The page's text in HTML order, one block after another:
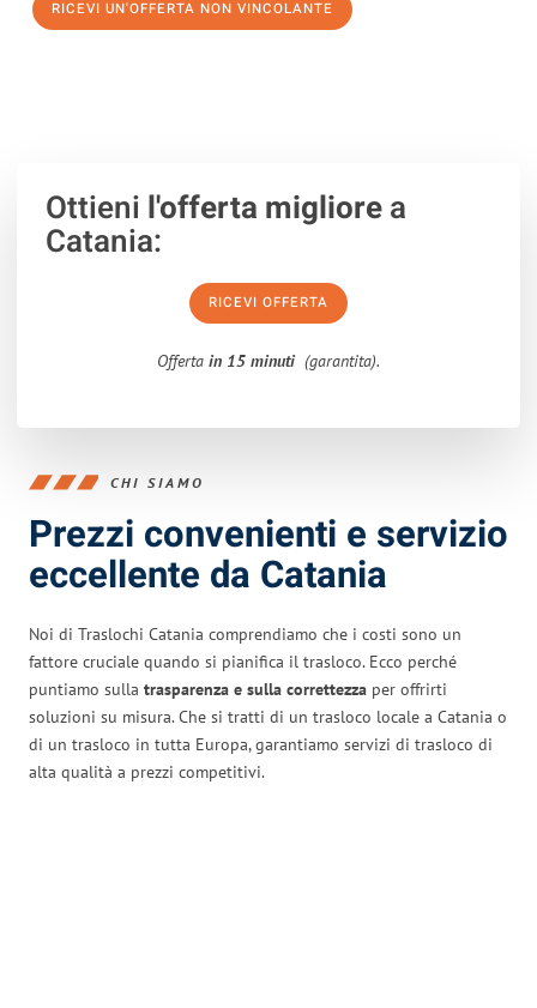
RICEVI UN'OFFERTA NON VINCOLANTE
Ottieni l'offerta migliorea
Catania:
RICEVI OFFERTA
Offerta in 15 minuti (garantita).
CHI SIAMO
Prezzi convenienti e servizio
eccellente da Catania
Noi di Traslochi Catania comprendiamo che i costi sono un
fattore cruciale quando si pianifica il trasloco. Ecco perché
puntiamo sulla trasparenza e sulla correttezza per offrirti
soluzioni su misura. Che si tratti di un trasloco locale a Catania o
di un trasloco in tutta Europa, garantiamo servizi di trasloco di
alta qualità a prezzi competitivi.